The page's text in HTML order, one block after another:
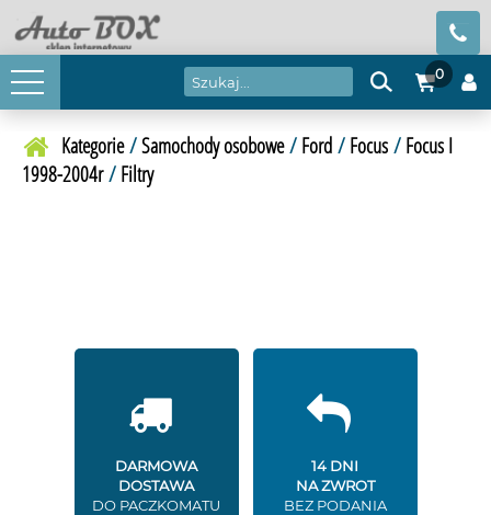
0
Kategorie/Samochody osobowe/ Ford/ Focus/ Focus I
1998-2004r/ Filtry
DARMOWA
DOSTAWA
DO PACZKOMATU
14 DNI
NA ZWROT
BEZ PODANIA